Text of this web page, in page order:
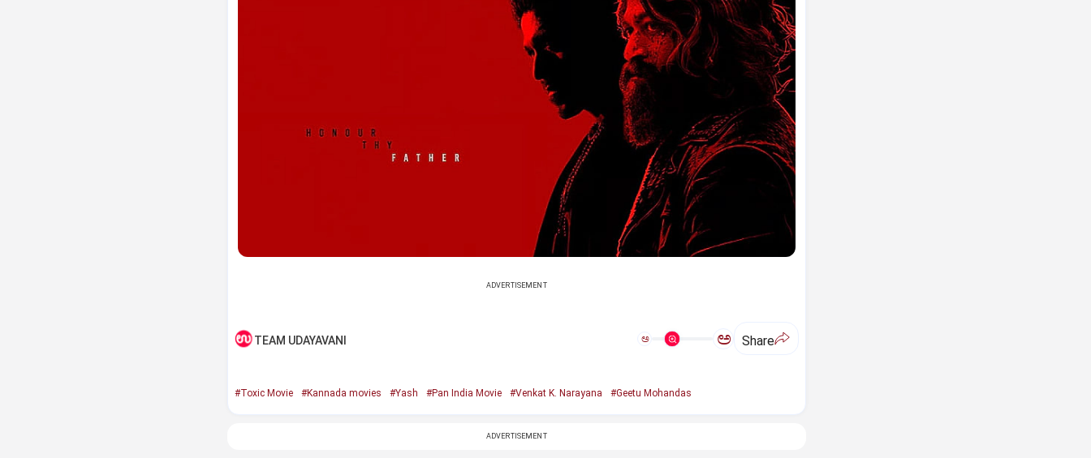
ADVERTISEMENT
TEAM UDAYAVANI ಅ ಅ Share
#Toxic Movie #Kannada movies #Yash #Pan India Movie #Venkat K. Narayana #Geetu Mohandas
ADVERTISEMENT